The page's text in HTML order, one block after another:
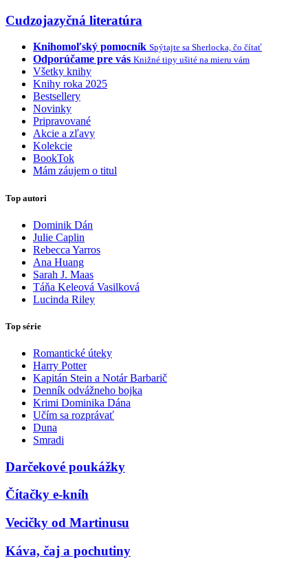
Cudzojazyčná literatúra
Knihomoľský pomocník Spýtajte sa Sherlocka, čo čítať
Odporúčame pre vás Knižné tipy ušité na mieru vám
Všetky knihy
Knihy roka 2025
Bestsellery
Novinky
Pripravované
Akcie a zľavy
Kolekcie
BookTok
Mám záujem o titul
Top autori
Dominik Dán
Julie Caplin
Rebecca Yarros
Ana Huang
Sarah J. Maas
Táňa Keleová Vasilková
Lucinda Riley
Top série
Romantické úteky
Harry Potter
Kapitán Stein a Notár Barbarič
Denník odvážneho bojka
Krimi Dominika Dána
Učím sa rozprávať
Duna
Smradi
Darčekové poukážky
Čítačky e-kníh
Vecičky od Martinusu
Káva, čaj a pochutiny